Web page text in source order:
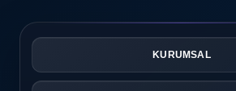
KURUMSAL